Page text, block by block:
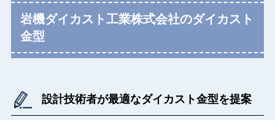
岩機ダイカスト工業株式会社のダイカスト
金型
設計技術者が最適なダイカスト金型を提案